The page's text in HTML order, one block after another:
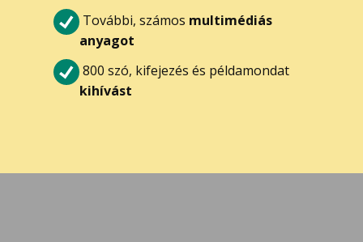
További, számos multimédiás
anyagot
800 szó, kifejezés és példamondat
kihívást